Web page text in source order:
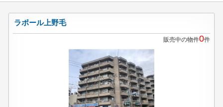
ラポール上野毛
販売中の物件0件